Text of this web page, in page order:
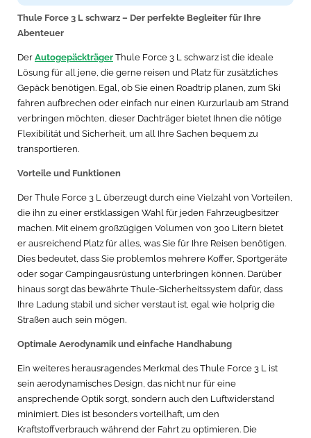
Anzahl der Snowboards
(max)
Gewicht und Abmessungen
Innere Breite 7,3 m
Länge (mm)
Breite 845 mm
Gewicht 18,7 kg
Innenhöhe
Innere Tiefe
Thule Force 3 L schwarz – Der perfekte Begleiter für Ihre
Abenteuer
Der Autogepäckträger Thule Force 3 L schwarz ist die ideale
Lösung für all jene, die gerne reisen und Platz für zusätzliches
Gepäck benötigen. Egal, ob Sie einen Roadtrip planen, zum Ski
fahren aufbrechen oder einfach nur einen Kurzurlaub am Strand
verbringen möchten, dieser Dachträger bietet Ihnen die nötige
Flexibilität und Sicherheit, um all Ihre Sachen bequem zu
transportieren.
Vorteile und Funktionen
Der Thule Force 3 L überzeugt durch eine Vielzahl von Vorteilen,
die ihn zu einer erstklassigen Wahl für jeden Fahrzeugbesitzer
machen. Mit einem großzügigen Volumen von 300 Litern bietet
er ausreichend Platz für alles, was Sie für Ihre Reisen benötigen.
Dies bedeutet, dass Sie problemlos mehrere Koffer, Sportgeräte
oder sogar Campingausrüstung unterbringen können. Darüber
hinaus sorgt das bewährte Thule-Sicherheitssystem dafür, dass
Ihre Ladung stabil und sicher verstaut ist, egal wie holprig die
Straßen auch sein mögen.
Optimale Aerodynamik und einfache Handhabung
Ein weiteres herausragendes Merkmal des Thule Force 3 L ist
sein aerodynamisches Design, das nicht nur für eine
ansprechende Optik sorgt, sondern auch den Luftwiderstand
minimiert. Dies ist besonders vorteilhaft, um den
Kraftstoffverbrauch während der Fahrt zu optimieren. Die